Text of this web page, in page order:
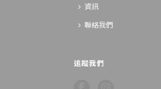
資訊
聯絡我們
追蹤我們